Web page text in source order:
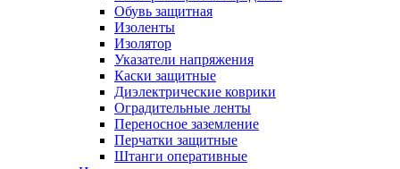
Обувь защитная
Изоленты
Изолятор
Указатели напряжения
Каски защитные
Диэлектрические коврики
Оградительные ленты
Переносное заземление
Перчатки защитные
Штанги оперативные